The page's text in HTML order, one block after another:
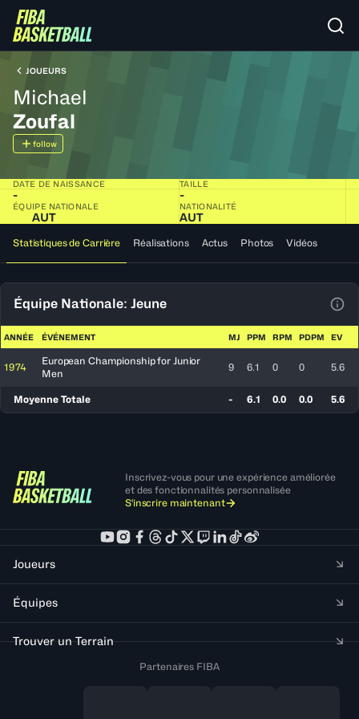
JOUEURS
Michael
Zoufal
follow
DATE DE NAISSANCE
-
TAILLE
-
ÉQUIPE NATIONALE
AUT
NATIONALITÉ
AUT
Statistiques de Carrière Réalisations Actus Photos Vidéos
Équipe Nationale: Jeune
ANNÉE ÉVÉNEMENT MJ PPM RPM PDPM EV
1974
European Championship for Junior
Men
9 6.1 0 0 5.6
Moyenne Totale - 6.1 0.0 0.0 5.6
Inscrivez-vous pour une expérience améliorée
et des fonctionnalités personnalisée
S'inscrire maintenant
Joueurs
Équipes
Trouver un Terrain
Partenaires FIBA